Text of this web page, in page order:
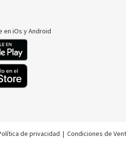
en iOs y Android
de privacidad | Condiciones de